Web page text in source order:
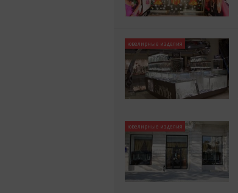
ювелирные изделия
ювелирные изделия